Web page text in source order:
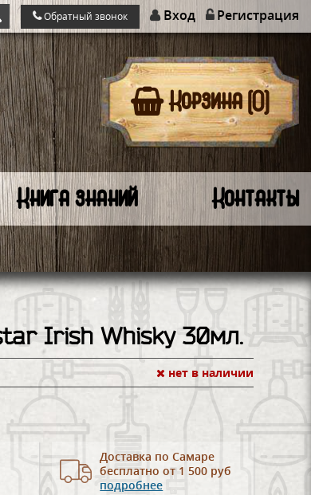
Обратный звонок Вход Регистрация
Корзина (0)
Книга знаний Контакты
Irish Whisky 30мл.
нет в наличии
Доставка по Самаре
бесплатно от 1 500 руб
подробнее